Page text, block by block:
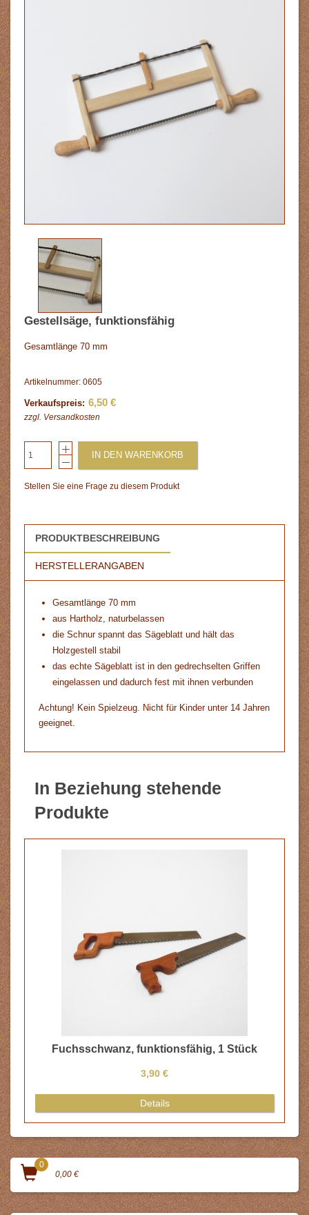
Gestellsäge, funktionsfähig
Gesamtlänge 70 mm
Artikelnummer: 0605
Verkaufspreis: 6,50 €
zzgl. Versandkosten
IN DEN WARENKORB
Stellen Sie eine Frage zu diesem Produkt
PRODUKTBESCHREIBUNG
HERSTELLERANGABEN
Gesamtlänge 70 mm
aus Hartholz, naturbelassen
die Schnur spannt das Sägeblatt und hält das
Holzgestell stabil
das echte Sägeblatt ist in den gedrechselten Griffen
eingelassen und dadurch fest mit ihnen verbunden
Achtung! Kein Spielzeug. Nicht für Kinder unter 14 Jahren
geeignet.
In Beziehung stehende
Produkte
Fuchsschwanz, funktionsfähig, 1 Stück
3,90 €
Details
0
0,00 €